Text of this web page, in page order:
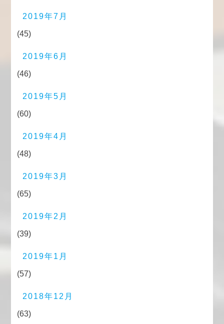
2019年7月
(45)
2019年6月
(46)
2019年5月
(60)
2019年4月
(48)
2019年3月
(65)
2019年2月
(39)
2019年1月
(57)
2018年12月
(63)